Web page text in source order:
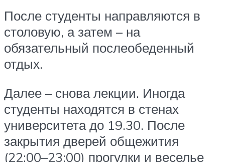
После студенты направляются в
столовую, а затем – на
обязательный послеобеденный
отдых.
Далее – снова лекции. Иногда
студенты находятся в стенах
университета до 19.30. После
закрытия дверей общежития
(22:00–23:00) прогулки и веселье